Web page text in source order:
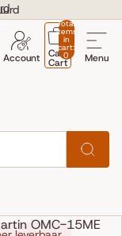
Menu
Account
Total
items
in
cart:
0
Cart
Cart
OMC-15ME